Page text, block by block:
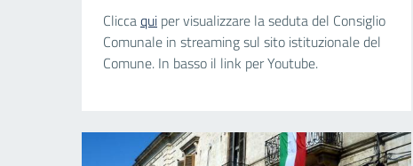
Cliccaqui per visualizzare la seduta del Consiglio
Comunale in streaming sul sito istituzionale del
Comune. In basso il link per Youtube.